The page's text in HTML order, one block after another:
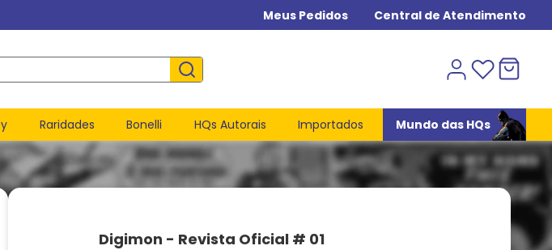
Meus Pedidos Central de Atendimento
Raridades Bonelli HQs Autorais Importados Mundo das HQs
Digimon - Revista Oficial # 01